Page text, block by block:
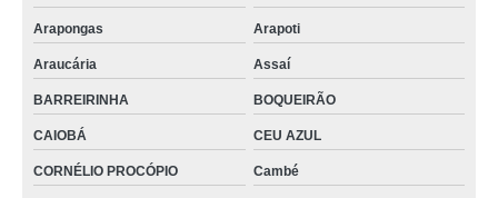
Arapongas Arapoti
Araucária Assaí
BARREIRINHA BOQUEIRÃO
CAIOBÁ CEU AZUL
CORNÉLIO PROCÓPIO Cambé